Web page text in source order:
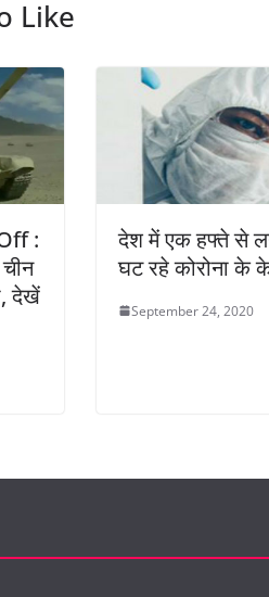
Like
:
देखें
देश में एक हफ्ते से
घट रहे कोरोना के
September 24, 2020